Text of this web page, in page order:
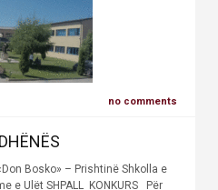
no comments
Bosko» – Prishtinë Shkolla e
e Ulët SHPALL KONKURS Për